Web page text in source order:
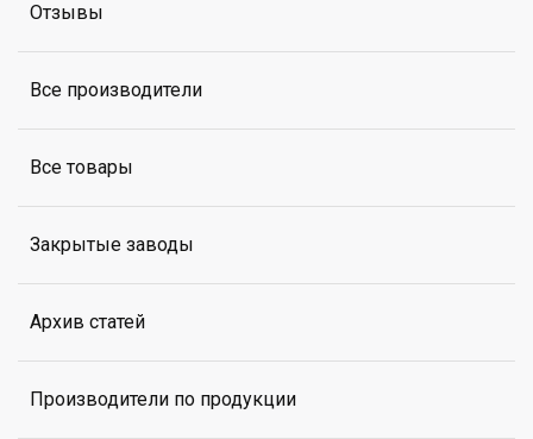
Отзывы
Все производители
Все товары
Закрытые заводы
Архив статей
Производители по продукции